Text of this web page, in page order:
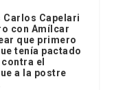
Carlos Capelari
con Amílcar
que primero
tenía pactado
contra el
a la postre